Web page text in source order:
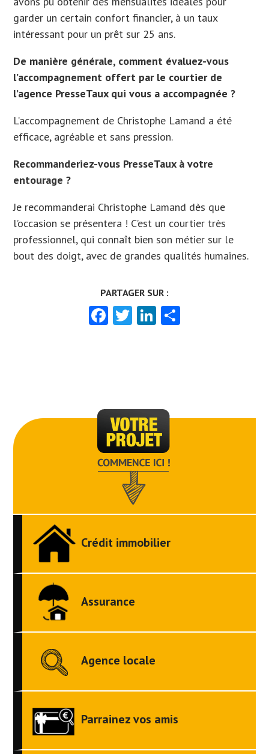
garder un certain confort financier, à un taux
intéressant pour un prêt sur 25 ans.
De manière générale, comment évaluez-vous
l’accompagnement offert par le courtier de
l’agence PresseTaux qui vous a accompagnée ?
L’accompagnement de Christophe Lamand a été
efficace, agréable et sans pression.
Recommanderiez-vous PresseTaux à votre
entourage ?
Je recommanderai Christophe Lamand dès que
l’occasion se présentera ! C’est un courtier très
professionnel, qui connaît bien son métier sur le
bout des doigt, avec de grandes qualités humaines.
Facebook
TwitterLinkedIn
Crédit immobilier
Assurance
Agence locale
Parrainez vos amis